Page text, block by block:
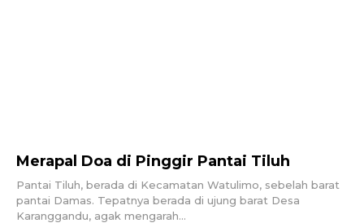
Merapal Doa di Pinggir Pantai Tiluh
Pantai Tiluh, berada di Kecamatan Watulimo, sebelah barat
pantai Damas. Tepatnya berada di ujung barat Desa
Karanggandu, agak mengarah...